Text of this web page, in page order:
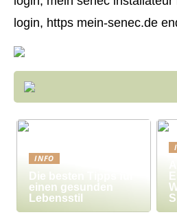
login, https mein-senec.de
INFO
Die besten Tipps für
einen gesunden
Lebensstil